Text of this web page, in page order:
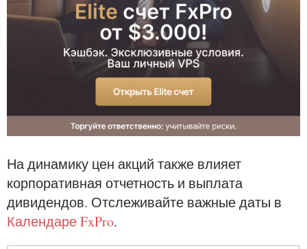
На динамику цен акций также влияет
корпоративная отчетность и выплата
дивидендов. Отслеживайте важные даты в
Календаре FxPro.